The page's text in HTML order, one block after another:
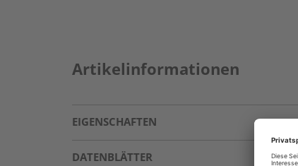
Artikelinformationen
EIGENSCHAFTEN
DATENBLÄTTER